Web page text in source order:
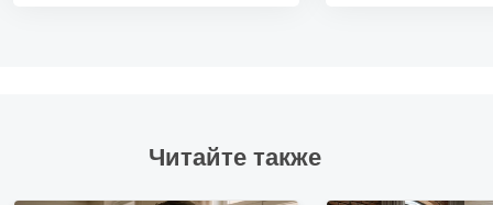
Читайте также